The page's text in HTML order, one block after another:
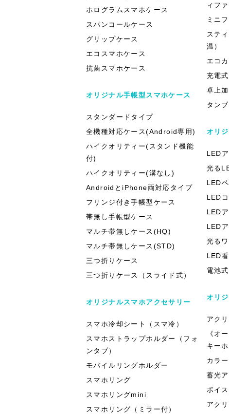
ホログラムスマホケース
スパンコールケース
グリップケース
エコスマホケース
抗菌スマホケース
オリジナル手帳型スマホケース
スタンダードタイプ
全機種対応ケース(Android専用)
ハイクオリティー(スタンド機能
付)
ハイクオリティー(溝なし)
AndroidとiPhone両対応タイプ
フリンジ付き手帳型ケース
帯無し手帳型ケース
マルチ帯無しケース(HQ)
マルチ帯無しケース(STD)
三つ折りケース
三つ折りケース（スライド式）
オリジナルスマホアクセサリー
スマホ冷却シート（スマ冷）
スマホストラップホルダー（フォ
ンタブ）
モバイルリングホルダー
スマホリング
スマホリングmini
スマホリング（ミラー付）
ィフ
ミニ
ステ
温）
エコ
充電
卓上
タン
オリ
LED
光る
LED
LED
LED
LED
光る
LED
電池
オリ
アク
《オ
キー
カラ
蓄光
ボイ
アク